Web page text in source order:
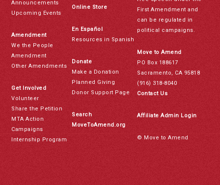
Announcements
Upcoming Events
Amendment
We the People
Amendment
Other Amendments
Get Involved
Volunteer
Share the Petition
MTA Action
Campaigns
Internship Program
Online Store
En Español
Resources in Spanish
Donate
Make a Donation
Planned Giving
Donor Support Page
Search
MoveToAmend.org
First Amendment and
can be regulated in
political campaigns.
Move to Amend
PO Box 188617
Sacramento, CA 95818
(916) 318-8040
Contact Us
Affiliate Admin Login
© Move to Amend